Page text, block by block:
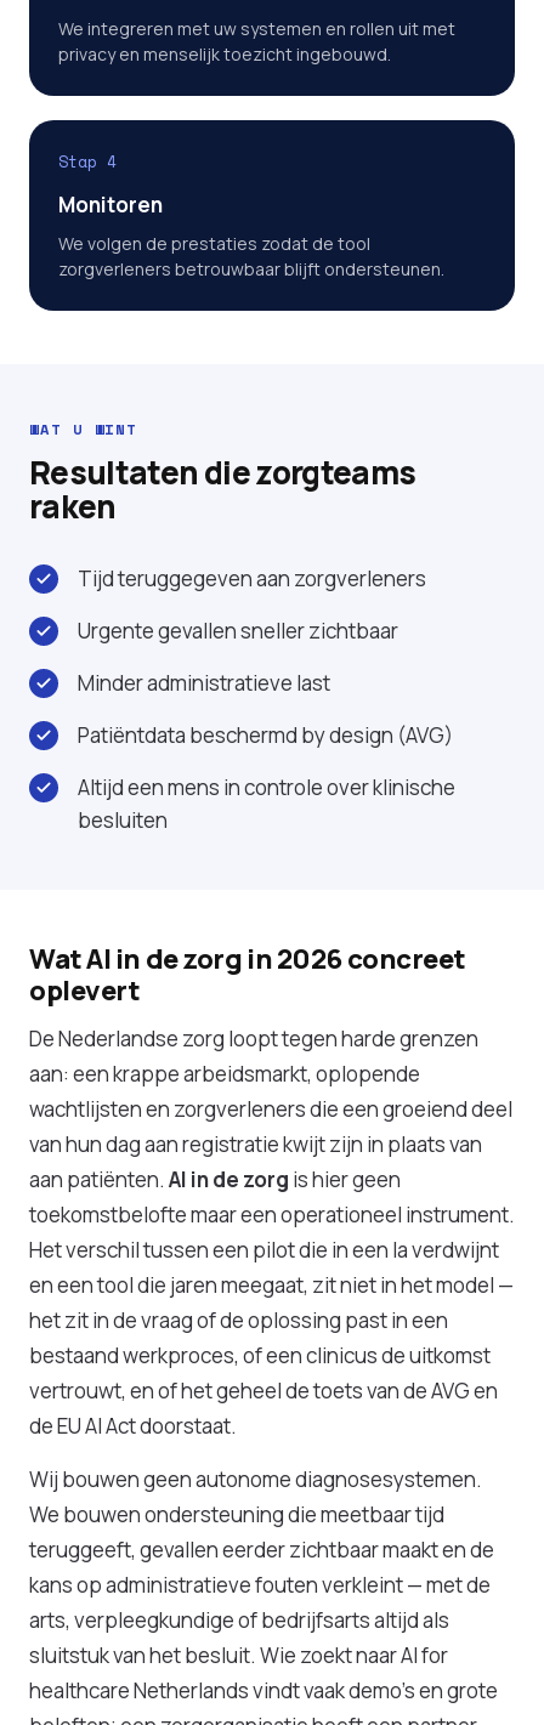
We integreren met uw systemen en rollen uit met
privacy en menselijk toezicht ingebouwd.
Stap 4
Monitoren
We volgen de prestaties zodat de tool
zorgverleners betrouwbaar blijft ondersteunen.
WAT U WINT
Resultaten die zorgteams
raken
Tijd teruggegeven aan zorgverleners
Urgente gevallen sneller zichtbaar
Minder administratieve last
Patiëntdata beschermd by design (AVG)
Altijd een mens in controle over klinische
besluiten
Wat AI in de zorg in 2026 concreet
oplevert
De Nederlandse zorg loopt tegen harde grenzen
aan: een krappe arbeidsmarkt, oplopende
wachtlijsten en zorgverleners die een groeiend deel
van hun dag aan registratie kwijt zijn in plaats van
aan patiënten. AI in de zorg is hier geen
toekomstbelofte maar een operationeel instrument.
Het verschil tussen een pilot die in een la verdwijnt
en een tool die jaren meegaat, zit niet in het model —
het zit in de vraag of de oplossing past in een
bestaand werkproces, of een clinicus de uitkomst
vertrouwt, en of het geheel de toets van de AVG en
de EU AI Act doorstaat.
Wij bouwen geen autonome diagnosesystemen.
We bouwen ondersteuning die meetbaar tijd
teruggeeft, gevallen eerder zichtbaar maakt en de
kans op administratieve fouten verkleint — met de
arts, verpleegkundige of bedrijfsarts altijd als
sluitstuk van het besluit. Wie zoekt naar AI for
healthcare Netherlands vindt vaak demo's en grote